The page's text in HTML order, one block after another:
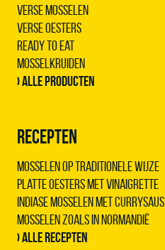
Verse Mosselen
Verse Oesters
Ready to Eat
Mosselkruiden
› Alle producten
RECEPTEN
Mosselen op traditionele wijze
Platte oesters met vinaigrette
Indiase mosselen met Currysaus
Mosselen zoals in Normandië
› Alle recepten